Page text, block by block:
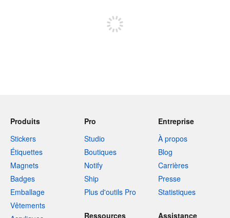
Produits
Stickers
Étiquettes
Magnets
Badges
Emballage
Vêtements
Pro
Studio
Boutiques
Notify
Ship
Plus d'outils Pro
Entreprise
À propos
Blog
Carrières
Presse
Statistiques
Ressources Assistance